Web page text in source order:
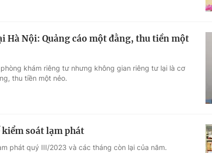
cuộc sống
Tuyển sinh
Nội: Quảng cáo một đằng, thu tiền một
khám riêng tư nhưng không gian riêng tư lại là cơ
thu tiền một nẻo.
soát lạm phát
phát quý III/2023 và các tháng còn lại của năm.